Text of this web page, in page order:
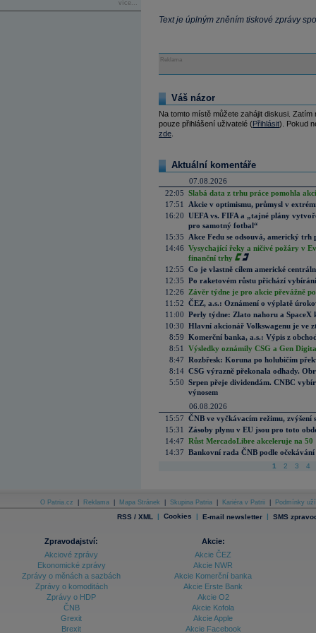
více...
Text je úplným zněním tiskové zprávy
Reklama
Váš názor
Na tomto místě můžete zahájit diskusi.
pouze přihlášení uživatelé (Přihlásit). Pokud
zde
Aktuální komentáře
07.08.2026
22:05 Slabá data z trhu práce pomohla
17:51
Akcie v optimismu, průmysl v
16:20 UEFA vs. FIFA a „tajné plány
pro samotný fotbal“
15:35
Akce Fedu se odsouvá, americký
14:46 Vysychající řeky a ničivé požáry v
finanční trhy
12:55 Co je vlastně cílem americké
12:35 Po raketovém růstu přichází
12:26
Závěr týdne je pro akcie převážně
11:52 ČEZ, a.s.: Oznámení o výplatě
11:00 Perly týdne: Zlato nahoru a SpaceX
10:30 Hlavní akcionář Volkswagenu je ve
8:59 Komerční banka, a.s.: Výpis z
8:51
Výsledky oznámily CSG a Gen
8:47 Rozbřesk: Koruna po holubičím
8:14 CSG výrazně překonala odhady.
5:50 Srpen přeje dividendám. CNBC
výnosem
06.08.2026
15:57 ČNB ve vyčkávacím režimu, zvýšení
15:31
Zásoby plynu v EU jsou pro toto
14:47 Růst MercadoLibre akceleruje na
14:37 Bankovní rada ČNB podle
1 2 3 4
O Patria.cz Reklama Mapa Stránek Skupina Patria Kariéra v Patrii Podmínky
RSS / XML | Cookies | E-mail newsletter | SMS
Zpravodajství:
Akciové zprávy
Ekonomické zprávy
Zprávy o měnách a sazbách
Zprávy o komoditách
Zprávy o HDP
ČNB
Grexit
Brexit
Akcie:
Akcie ČEZ
Akcie NWR
Akcie Komerční banka
Akcie Erste Bank
Akcie O2
Akcie Kofola
Akcie Apple
Akcie Facebook